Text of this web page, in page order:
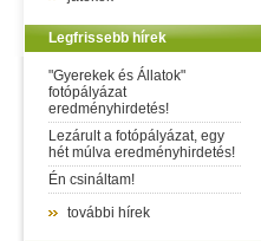
Legfrissebb hírek
"Gyerekek és Állatok"
fotópályázat
eredményhirdetés!
Lezárult a fotópályázat, egy
hét múlva eredményhirdetés!
Én csináltam!
további hírek